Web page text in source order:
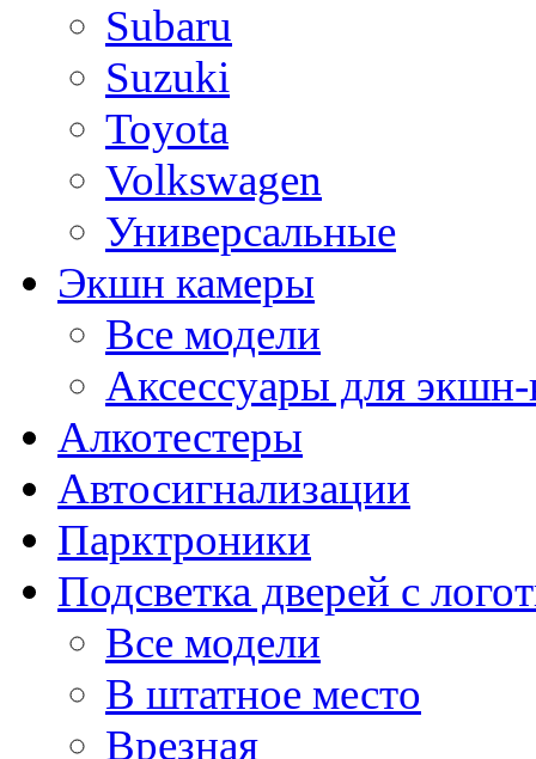
Subaru
Suzuki
Toyota
Volkswagen
Универсальные
Экшн камеры
Все модели
Аксессуары для
Алкотестеры
Автосигнализации
Парктроники
Подсветка дверей с
Все модели
В штатное место
Врезная